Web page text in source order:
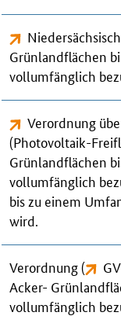
Grünlandflächen
vollumfänglich
Verordnung
(Photovoltaik-
Grünlandflächen
vollumfänglich
bis zu einem
wird.
Verordnung (
Acker-
vollumfänglich